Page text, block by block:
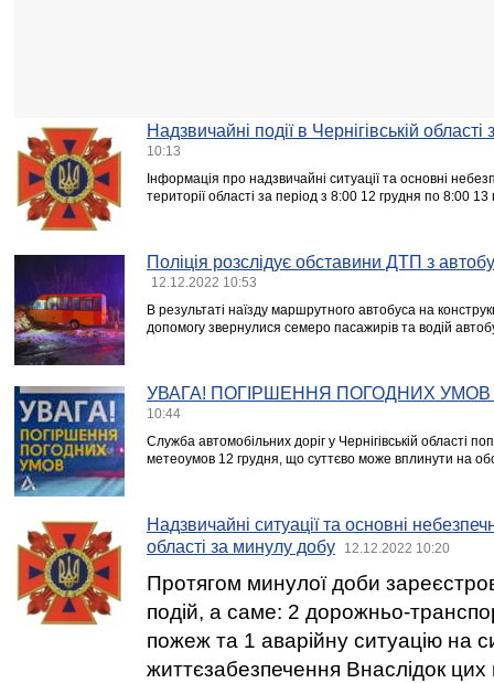
Надзвичайні події в Чернігівській
10:13
Інформація про надзвичайні ситуації та основні
території області за період з 8:00 12 грудня по 8:00
Поліція розслідує обставини ДТП з
12.12.2022 10:53
В результаті наїзду маршрутного автобуса на
допомогу звернулися семеро пасажирів та водій
УВАГА! ПОГІРШЕННЯ ПОГОДНИХ УМОВ
10:44
Служба автомобільних доріг у Чернігівській області
метеоумов 12 грудня, що суттєво може вплинути на
Надзвичайні ситуації та основні
області за минулу добу
12.12.2022 10:20
Протягом минулої доби
подій, а саме: 2 дорожньо-
пожеж та 1 аварійну ситуацію на
життєзабезпечення Внаслідок цих